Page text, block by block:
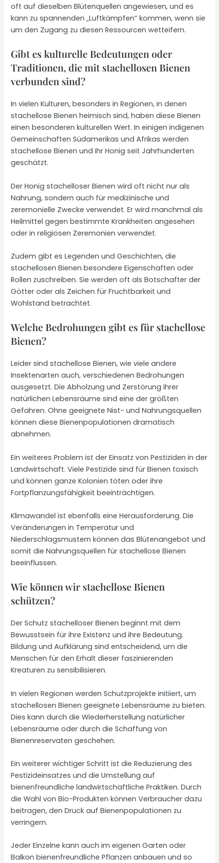
oft auf dieselben Blütenquellen angewiesen, und es
kann zu spannenden „Luftkämpfen“ kommen, wenn sie
um den Zugang zu diesen Ressourcen wetteifern.
Gibt es kulturelle Bedeutungen oder
Traditionen, die mit stachellosen Bienen
verbunden sind?
In vielen Kulturen, besonders in Regionen, in denen
stachellose Bienen heimisch sind, haben diese Bienen
einen besonderen kulturellen Wert. In einigen indigenen
Gemeinschaften Südamerikas und Afrikas werden
stachellose Bienen und ihr Honig seit Jahrhunderten
geschätzt.
Der Honig stachelloser Bienen wird oft nicht nur als
Nahrung, sondern auch für medizinische und
zeremonielle Zwecke verwendet. Er wird manchmal als
Heilmittel gegen bestimmte Krankheiten angesehen
oder in religiösen Zeremonien verwendet.
Zudem gibt es Legenden und Geschichten, die
stachellosen Bienen besondere Eigenschaften oder
Rollen zuschreiben. Sie werden oft als Botschafter der
Götter oder als Zeichen für Fruchtbarkeit und
Wohlstand betrachtet.
Welche Bedrohungen gibt es für stachellose
Bienen?
Leider sind stachellose Bienen, wie viele andere
Insektenarten auch, verschiedenen Bedrohungen
ausgesetzt. Die Abholzung und Zerstörung ihrer
natürlichen Lebensräume sind eine der größten
Gefahren. Ohne geeignete Nist- und Nahrungsquellen
können diese Bienenpopulationen dramatisch
abnehmen.
Ein weiteres Problem ist der Einsatz von Pestiziden in der
Landwirtschaft. Viele Pestizide sind für Bienen toxisch
und können ganze Kolonien töten oder ihre
Fortpflanzungsfähigkeit beeinträchtigen.
Klimawandel ist ebenfalls eine Herausforderung. Die
Veränderungen in Temperatur und
Niederschlagsmustern können das Blütenangebot und
somit die Nahrungsquellen für stachellose Bienen
beeinflussen.
Wie können wir stachellose Bienen
schützen?
Der Schutz stachelloser Bienen beginnt mit dem
Bewusstsein für ihre Existenz und ihre Bedeutung.
Bildung und Aufklärung sind entscheidend, um die
Menschen für den Erhalt dieser faszinierenden
Kreaturen zu sensibilisieren.
In vielen Regionen werden Schutzprojekte initiiert, um
stachellosen Bienen geeignete Lebensräume zu bieten.
Dies kann durch die Wiederherstellung natürlicher
Lebensräume oder durch die Schaffung von
Bienenreservaten geschehen.
Ein weiterer wichtiger Schritt ist die Reduzierung des
Pestizideinsatzes und die Umstellung auf
bienenfreundliche landwirtschaftliche Praktiken. Durch
die Wahl von Bio-Produkten können Verbraucher dazu
beitragen, den Druck auf Bienenpopulationen zu
verringern.
Jeder Einzelne kann auch im eigenen Garten oder
Balkon bienenfreundliche Pflanzen anbauen und so